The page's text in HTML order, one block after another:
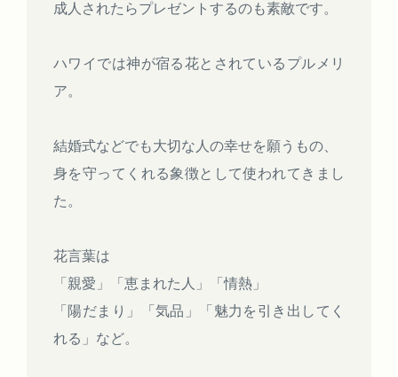
成人されたらプレゼントするのも素敵です。
ハワイでは神が宿る花とされているプルメリ
ア。
結婚式などでも大切な人の幸せを願うもの、
身を守ってくれる象徴として使われてきまし
た。
花言葉は
「親愛」「恵まれた人」「情熱」
「陽だまり」「気品」「魅力を引き出してく
れる」など。